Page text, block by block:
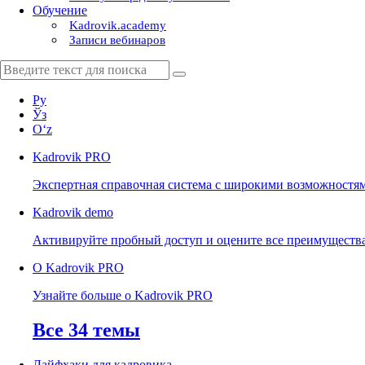
Обучение
Kadrovik.academy
Записи вебинаров
Ру
Ўз
Oʻz
Kadrovik PRO
Экспертная справочная система с широкими
Kadrovik demo
Активируйте пробный доступ и оцените все
О Kadrovik PRO
Узнайте больше о Kadrovik PRO
Все 34 темы